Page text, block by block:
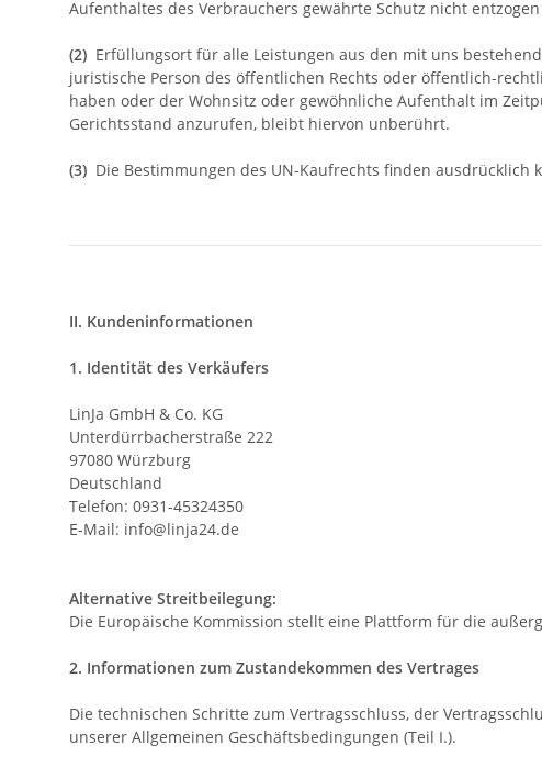
Aufenthaltes des Verbrauchers gewährte Schutz nicht
(2) Erfüllungsort für alle Leistungen aus den mit uns
juristische Person des öffentlichen Rechts oder öffentlich-
haben oder der Wohnsitz oder gewöhnliche Aufenthalt im
Gerichtsstand anzurufen, bleibt hiervon unberührt.
(3) Die Bestimmungen des UN-Kaufrechts finden ausdrücklich
II. Kundeninformationen
1. Identität des Verkäufers
LinJa GmbH & Co. KG
Unterdürrbacherstraße 222
97080 Würzburg
Deutschland
Telefon: 0931-45324350
E-Mail: info@linja24.de
Alternative Streitbeilegung:
Die Europäische Kommission stellt eine Plattform für die
2. Informationen zum Zustandekommen des Vertrages
Die technischen Schritte zum Vertragsschluss, der
unserer Allgemeinen Geschäftsbedingungen (Teil I.).